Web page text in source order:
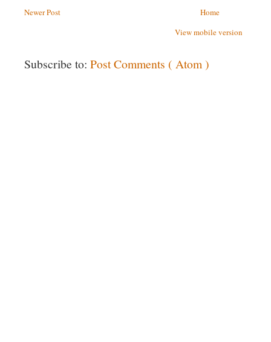
Newer Post
Home
View mobile version
Subscribe to: Post Comments ( Atom )